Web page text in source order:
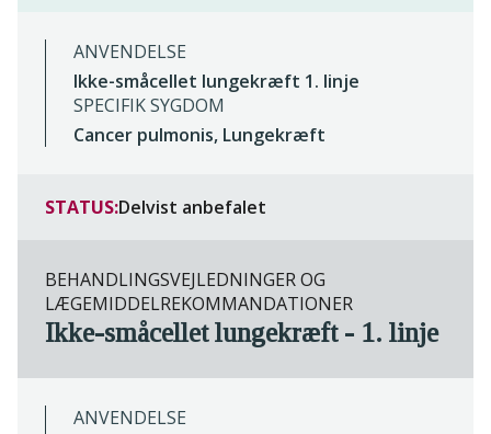
ANVENDELSE
Ikke-småcellet lungekræft 1. linje
SPECIFIK SYGDOM
Cancer pulmonis, Lungekræft
STATUS:Delvist anbefalet
BEHANDLINGSVEJLEDNINGER OG
LÆGEMIDDELREKOMMANDATIONER
Ikke-småcellet lungekræft - 1. linje
ANVENDELSE